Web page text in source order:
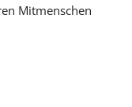
Mitmenschen